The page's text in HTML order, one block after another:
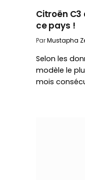
Citroën
ce pays !
ParMustapha
Selon les
modèle le
mois